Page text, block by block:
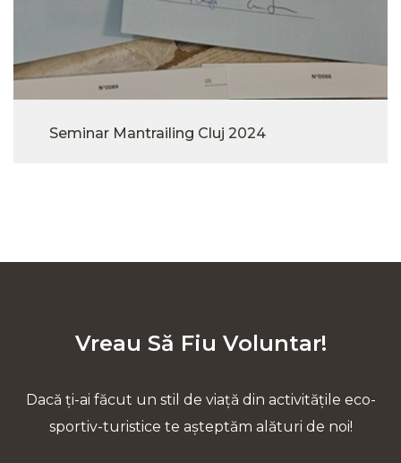
Seminar Mantrailing Cluj 2024
Vreau Să Fiu Voluntar!
Dacă ți-ai făcut un stil de viață din activitățile eco-
sportiv-turistice te așteptăm alături de noi!